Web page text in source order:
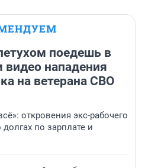
поедешь в
видео нападения
на ветерана СВО
откровения экс-рабочего
по зарплате и